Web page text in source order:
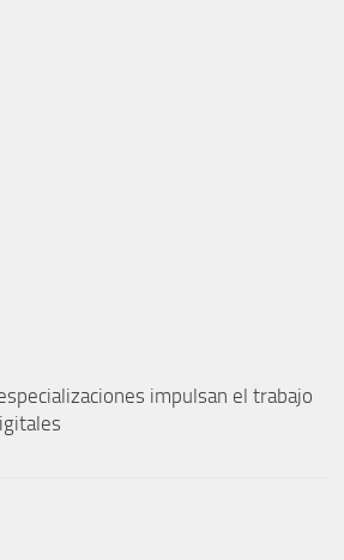
impulsan el trabajo